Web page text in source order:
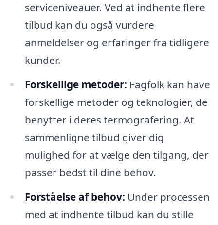
serviceniveauer. Ved at indhente flere
tilbud kan du også vurdere
anmeldelser og erfaringer fra tidligere
kunder.
Forskellige metoder: Fagfolk kan have
forskellige metoder og teknologier, de
benytter i deres termografering. At
sammenligne tilbud giver dig
mulighed for at vælge den tilgang, der
passer bedst til dine behov.
Forståelse af behov: Under processen
med at indhente tilbud kan du stille